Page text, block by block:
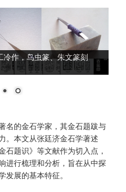
冷作，鸟虫篆、朱文篆刻
名的金石学家，其金石题跋与
。本文从张廷济金石学著述
石题识》等文献作为切入点，
进行梳理和分析，旨在从中探
发展的基本特征。